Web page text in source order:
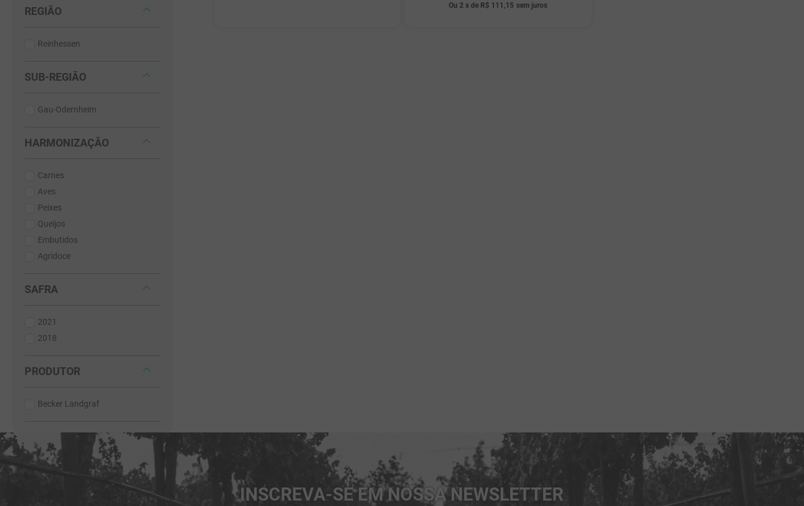
REGIÃO
Reinhessen
SUB-REGIÃO
Gau-Odernheim
HARMONIZAÇÃO
Carnes
Aves
Peixes
Queijos
Embutidos
Agridoce
SAFRA
2021
2018
PRODUTOR
Becker Landgraf
Ou2 x de R$ 111,15 sem juros
INSCREVA-SE EM NOSSA NEWSLETTER